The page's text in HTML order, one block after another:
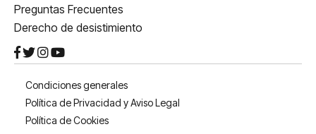
Preguntas Frecuentes
Derecho de desistimiento
Condiciones generales
Política de Privacidad y Aviso Legal
Política de Cookies